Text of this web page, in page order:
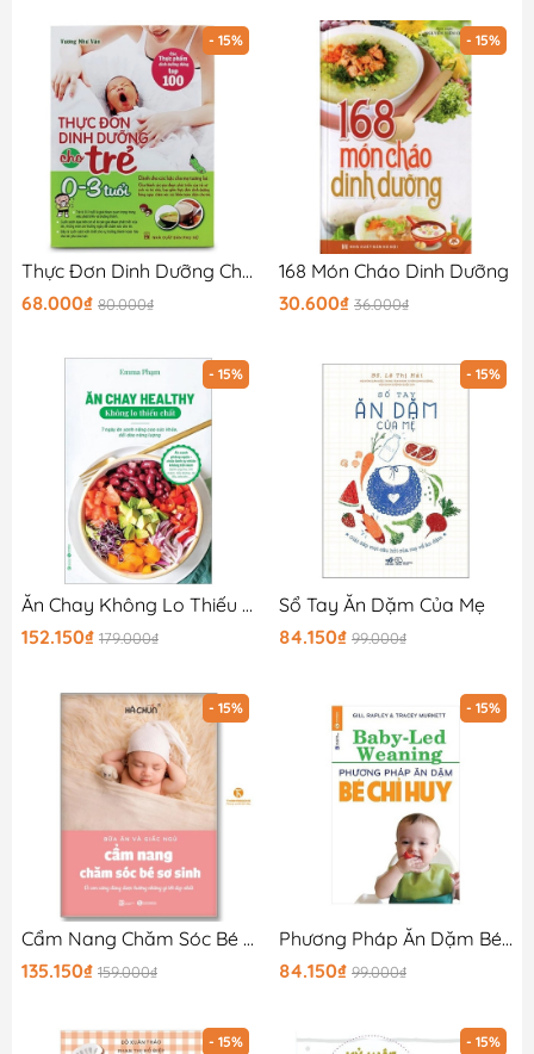
- 15%
Thực Đơn Dinh Dưỡng Cho Trẻ Từ 0 - 3 Tuổi
68.000₫ 80.000₫
- 15%
168 Món Cháo Dinh Dưỡng
30.600₫ 36.000₫
- 15%
Ăn Chay Không Lo Thiếu Chất - 7 Ngày Ăn Xanh Nâng Cao Sức Khoẻ, Dồi Dào Năng Lượng
152.150₫ 179.000₫
- 15%
Sổ Tay Ăn Dặm Của Mẹ
84.150₫ 99.000₫
- 15%
Cẩm Nang Chăm Sóc Bé Yêu (Bữa Ăn Và Giấc Ngủ)
135.150₫ 159.000₫
- 15%
Phương Pháp Ăn Dặm Bé Chỉ Huy (Baby Led-Weaning)
84.150₫ 99.000₫
- 15% - 15%